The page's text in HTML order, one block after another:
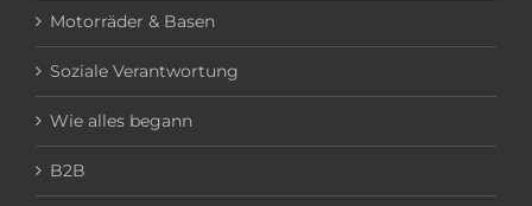
Motorräder & Basen
Soziale Verantwortung
Wie alles begann
B2B